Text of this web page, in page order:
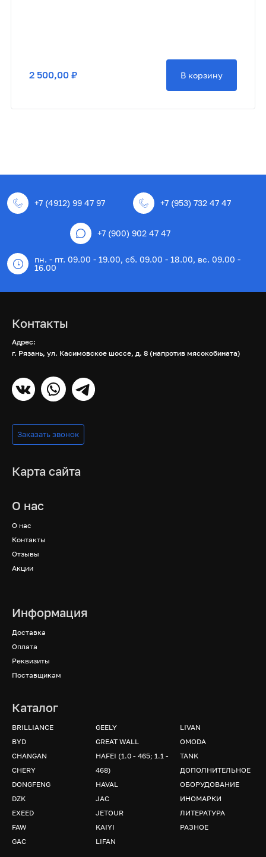
2 500,00 ₽ В корзину
+7 (4912) 99 47 97 +7 (953) 732 47 47
+7 (900) 902 47 47
пн. - пт. 09.00 - 19.00, сб. 09.00 - 18.00, вс. 09.00 -
16.00
Контакты
Адрес:
г. Рязань, ул. Касимовское шоссе, д. 8 (напротив мясокобината)
Заказать звонок
Карта сайта
О нас
О нас
Контакты
Отзывы
Акции
Информация
Доставка
Оплата
Реквизиты
Поставщикам
Каталог
BRILLIANCE
BYD
CHANGAN
CHERY
DONGFENG
DZK
EXEED
FAW
GAC
GEELY
GREAT WALL
HAFEI (1.0 - 465; 1.1 -
468)
HAVAL
JAC
JETOUR
KAIYI
LIFAN
LIVAN
OMODA
TANK
ДОПОЛНИТЕЛЬНОЕ
ОБОРУДОВАНИЕ
ИНОМАРКИ
ЛИТЕРАТУРА
РАЗНОЕ